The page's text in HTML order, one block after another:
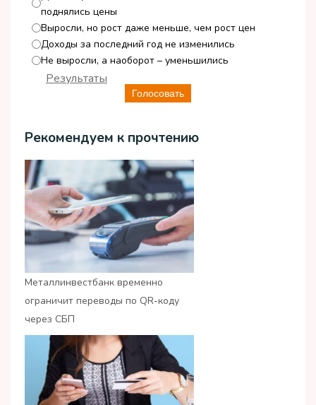
поднялись цены
Выросли, но рост даже меньше, чем рост цен
Доходы за последний год не изменились
Не выросли, а наоборот – уменьшились
Голосовать
Результаты
Рекомендуем к прочтению
Металлинвестбанк временно
ограничит переводы по QR-коду
через СБП